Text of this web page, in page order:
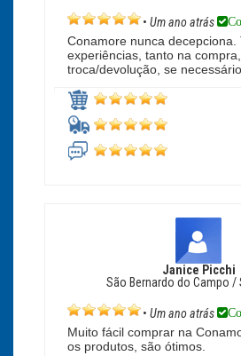
• Um ano atrás
Conamore nunca decepciona.
experiências, tanto na
troca/devolução, se
Janice Picchi
São Bernardo do Campo /
• Um ano atrás
Muito fácil comprar na
os produtos, são ótimos.